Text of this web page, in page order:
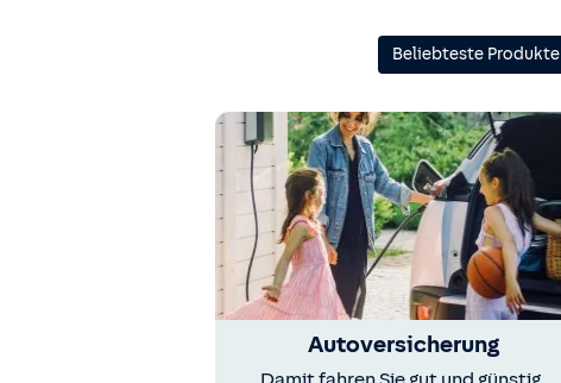
Beliebteste Produkte
Autoversicherung